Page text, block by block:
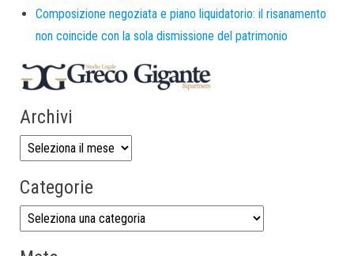
Composizione negoziata e piano liquidatorio: il risanamento
non coincide con la sola dismissione del patrimonio
Archivi
Categorie